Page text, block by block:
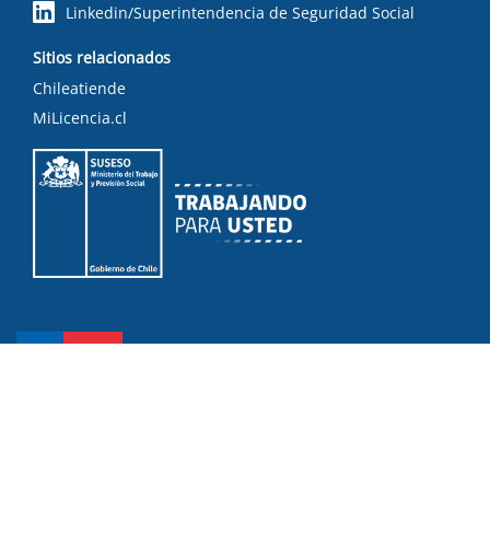
Linkedin/Superintendencia de Seguridad Social
Sitios relacionados
Chileatiende
MiLicencia.cl